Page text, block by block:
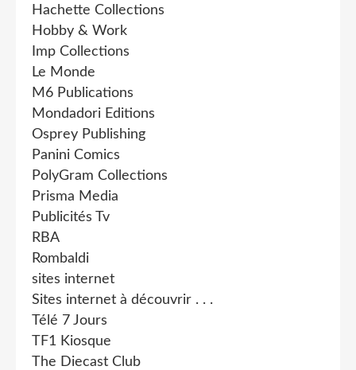
Hachette Collections
Hobby & Work
Imp Collections
Le Monde
M6 Publications
Mondadori Editions
Osprey Publishing
Panini Comics
PolyGram Collections
Prisma Media
Publicités Tv
RBA
Rombaldi
sites internet
Sites internet à découvrir . . .
Télé 7 Jours
TF1 Kiosque
The Diecast Club